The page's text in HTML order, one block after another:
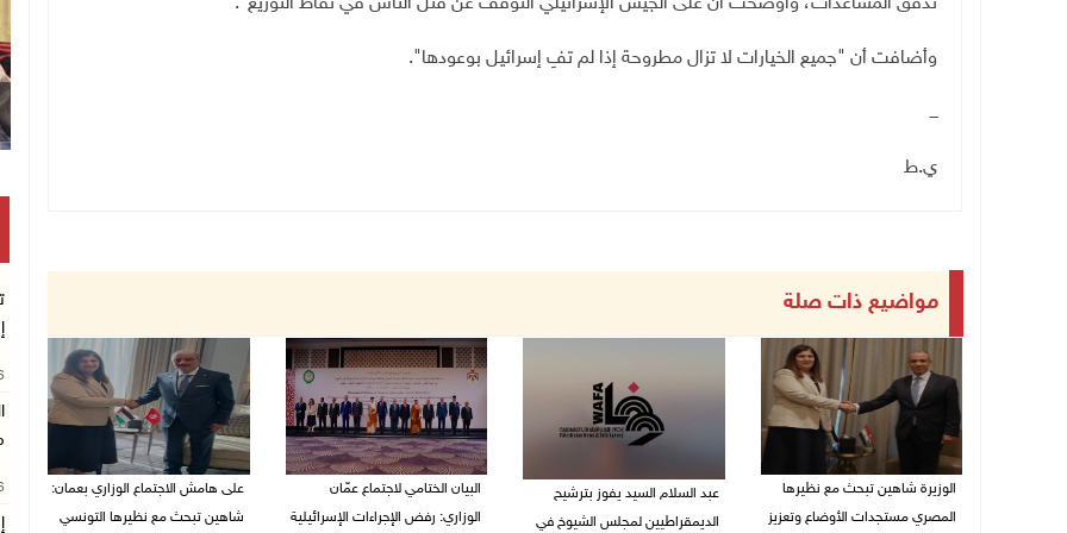
وأضافت أن "جميع الخيارات لا تزال مطروحة إذا لم تفِ إسرائيل بوعودها".
ـــ
ي.ط
مواضيع ذات صلة
الوزيرة شاهين تبحث مع نظيرها
المصري مستجدات الأوضاع وتعزيز
عبد السلام السيد يفوز بترشيح
الديمقراطيين لمجلس الشيوخ في
البيان الختامي لاجتماع عمّان
الوزاري: رفض الإجراءات الإسرائيلية
على هامش الاجتماع الوزاري بعمان:
شاهين تبحث مع نظيرها التونسي